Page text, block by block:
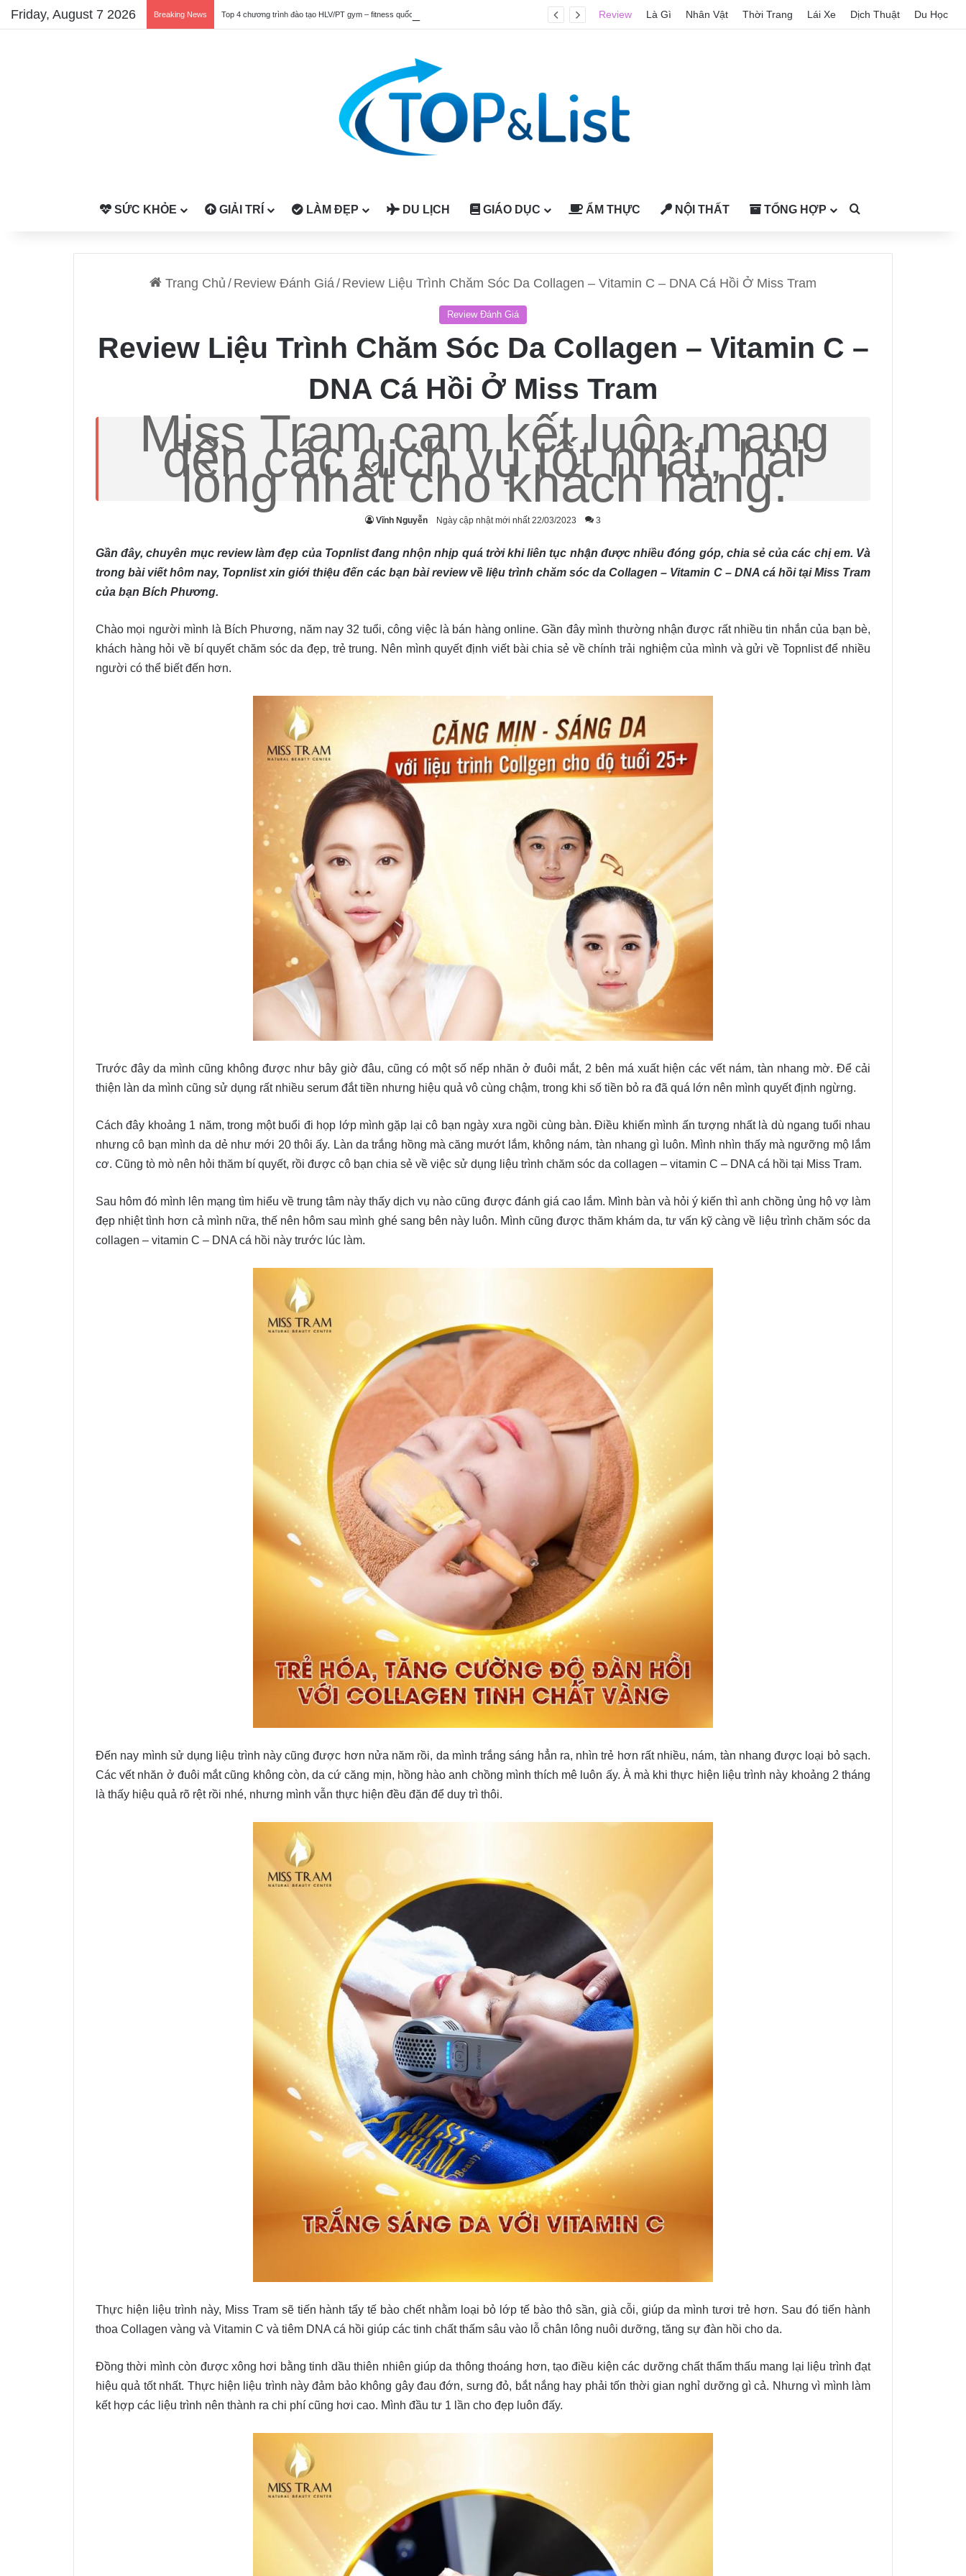
Friday, August 7 2026 Breaking News Top 4 chương trình đào tạo HLV/PT gym – fitness quốc tế được công nhận tại Việt Nam Review Là Gì Nhân Vật Thời Trang Lái Xe Dịch Thuật Du Học
SỨC KHỎE GIẢI TRÍ LÀM ĐẸP DU LỊCH GIÁO DỤC ẨM THỰC NỘI THẤT TỔNG HỢP
Trang Chủ / Review Đánh Giá / Review Liệu Trình Chăm Sóc Da Collagen – Vitamin C – DNA Cá Hồi Ở Miss Tram
Review Đánh Giá
Review Liệu Trình Chăm Sóc Da Collagen – Vitamin C –
DNA Cá Hồi Ở Miss Tram
Miss Tram cam kết luôn mang
đến các dịch vụ tốt nhất, hài
lòng nhất cho khách hàng.
Vĩnh Nguyễn Ngày cập nhật mới nhất 22/03/2023 3
Gần đây, chuyên mục review làm đẹp của Topnlist đang nhộn nhịp quá trời khi liên tục nhận được nhiều đóng góp, chia sẻ của các chị em. Và
trong bài viết hôm nay, Topnlist xin giới thiệu đến các bạn bài review về liệu trình chăm sóc da Collagen – Vitamin C – DNA cá hồi tại Miss Tram
của bạn Bích Phương.
Chào mọi người mình là Bích Phương, năm nay 32 tuổi, công việc là bán hàng online. Gần đây mình thường nhận được rất nhiều tin nhắn của bạn bè,
khách hàng hỏi về bí quyết chăm sóc da đẹp, trẻ trung. Nên mình quyết định viết bài chia sẻ về chính trải nghiệm của mình và gửi về Topnlist để nhiều
người có thể biết đến hơn.
Trước đây da mình cũng không được như bây giờ đâu, cũng có một số nếp nhăn ở đuôi mắt, 2 bên má xuất hiện các vết nám, tàn nhang mờ. Để cải
thiện làn da mình cũng sử dụng rất nhiều serum đắt tiền nhưng hiệu quả vô cùng chậm, trong khi số tiền bỏ ra đã quá lớn nên mình quyết định ngừng.
Cách đây khoảng 1 năm, trong một buổi đi họp lớp mình gặp lại cô bạn ngày xưa ngồi cùng bàn. Điều khiến mình ấn tượng nhất là dù ngang tuổi nhau
nhưng cô bạn mình da dẻ như mới 20 thôi ấy. Làn da trắng hồng mà căng mướt lắm, không nám, tàn nhang gì luôn. Mình nhìn thấy mà ngưỡng mộ lắm
cơ. Cũng tò mò nên hỏi thăm bí quyết, rồi được cô bạn chia sẻ về việc sử dụng liệu trình chăm sóc da collagen – vitamin C – DNA cá hồi tại Miss Tram.
Sau hôm đó mình lên mạng tìm hiểu về trung tâm này thấy dịch vụ nào cũng được đánh giá cao lắm. Mình bàn và hỏi ý kiến thì anh chồng ủng hộ vợ làm
đẹp nhiệt tình hơn cả mình nữa, thế nên hôm sau mình ghé sang bên này luôn. Mình cũng được thăm khám da, tư vấn kỹ càng về liệu trình chăm sóc da
collagen – vitamin C – DNA cá hồi này trước lúc làm.
Đến nay mình sử dụng liệu trình này cũng được hơn nửa năm rồi, da mình trắng sáng hẳn ra, nhìn trẻ hơn rất nhiều, nám, tàn nhang được loại bỏ sạch.
Các vết nhăn ở đuôi mắt cũng không còn, da cứ căng mịn, hồng hào anh chồng mình thích mê luôn ấy. À mà khi thực hiện liệu trình này khoảng 2 tháng
là thấy hiệu quả rõ rệt rồi nhé, nhưng mình vẫn thực hiện đều đặn để duy trì thôi.
Thực hiện liệu trình này, Miss Tram sẽ tiến hành tẩy tế bào chết nhằm loại bỏ lớp tế bào thô sần, già cỗi, giúp da mình tươi trẻ hơn. Sau đó tiến hành
thoa Collagen vàng và Vitamin C và tiêm DNA cá hồi giúp các tinh chất thấm sâu vào lỗ chân lông nuôi dưỡng, tăng sự đàn hồi cho da.
Đồng thời mình còn được xông hơi bằng tinh dầu thiên nhiên giúp da thông thoáng hơn, tạo điều kiện các dưỡng chất thẩm thấu mang lại liệu trình đạt
hiệu quả tốt nhất. Thực hiện liệu trình này đảm bảo không gây đau đớn, sưng đỏ, bắt nắng hay phải tốn thời gian nghỉ dưỡng gì cả. Nhưng vì mình làm
kết hợp các liệu trình nên thành ra chi phí cũng hơi cao. Mình đầu tư 1 lần cho đẹp luôn đấy.